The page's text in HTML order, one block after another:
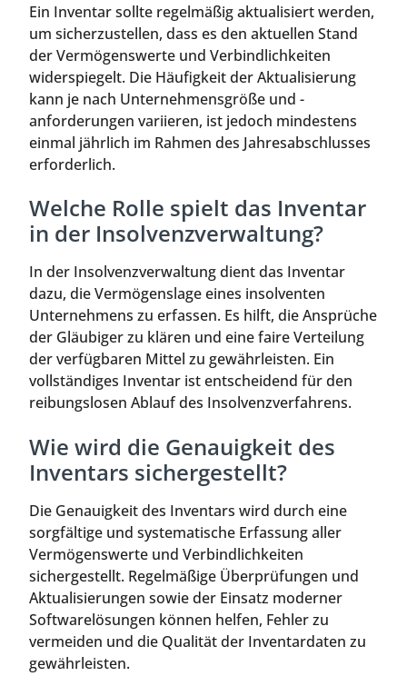
Ein Inventar sollte regelmäßig aktualisiert werden,
um sicherzustellen, dass es den aktuellen Stand
der Vermögenswerte und Verbindlichkeiten
widerspiegelt. Die Häufigkeit der Aktualisierung
kann je nach Unternehmensgröße und -
anforderungen variieren, ist jedoch mindestens
einmal jährlich im Rahmen des Jahresabschlusses
erforderlich.
Welche Rolle spielt das Inventar
in der Insolvenzverwaltung?
In der Insolvenzverwaltung dient das Inventar
dazu, die Vermögenslage eines insolventen
Unternehmens zu erfassen. Es hilft, die Ansprüche
der Gläubiger zu klären und eine faire Verteilung
der verfügbaren Mittel zu gewährleisten. Ein
vollständiges Inventar ist entscheidend für den
reibungslosen Ablauf des Insolvenzverfahrens.
Wie wird die Genauigkeit des
Inventars sichergestellt?
Die Genauigkeit des Inventars wird durch eine
sorgfältige und systematische Erfassung aller
Vermögenswerte und Verbindlichkeiten
sichergestellt. Regelmäßige Überprüfungen und
Aktualisierungen sowie der Einsatz moderner
Softwarelösungen können helfen, Fehler zu
vermeiden und die Qualität der Inventardaten zu
gewährleisten.